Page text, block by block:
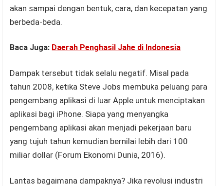
akan sampai dengan bentuk, cara, dan kecepatan yang
berbeda-beda.
Baca Juga: Daerah Penghasil Jahe di Indonesia
Dampak tersebut tidak selalu negatif. Misal pada
tahun 2008, ketika Steve Jobs membuka peluang para
pengembang aplikasi di luar Apple untuk menciptakan
aplikasi bagi iPhone. Siapa yang menyangka
pengembang aplikasi akan menjadi pekerjaan baru
yang tujuh tahun kemudian bernilai lebih dari 100
miliar dollar (Forum Ekonomi Dunia, 2016).
Lantas bagaimana dampaknya? Jika revolusi industri